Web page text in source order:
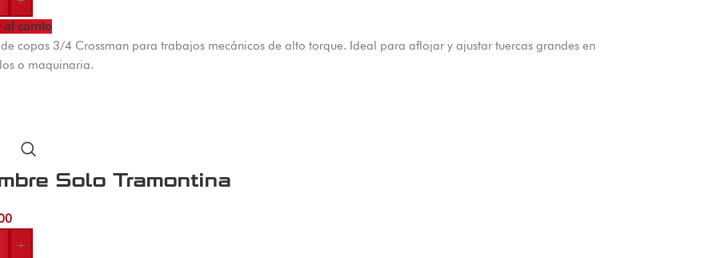
al carrito
copas 3/4 Crossman para trabajos mecánicos de alto torque. Ideal para aflojar y ajustar tuercas grandes en
o maquinaria.
Solo Tramontina
+